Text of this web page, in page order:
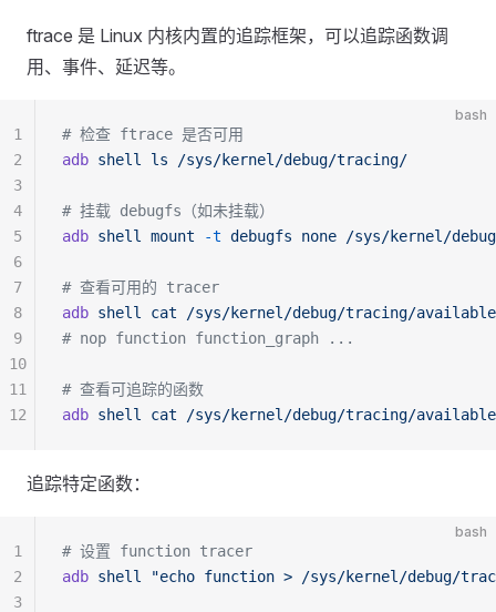
ftrace 是 Linux 内核内置的追踪框架，可以追踪函数调
用、事件、延迟等。
bash
# 检查 ftrace 是否可用
adb shell ls /sys/kernel/debug/tracing/
# 挂载 debugfs（如未挂载）
adb shell mount -t debugfs none /sys/kernel/debug
# 查看可用的 tracer
adb shell cat /sys/kernel/debug/tracing/
# nop function function_graph ...
# 查看可追踪的函数
adb shell cat /sys/kernel/debug/tracing/
1
2
3
4
5
6
7
8
9
10
11
12
追踪特定函数：
bash
# 设置 function tracer
adb shell "echo function > /sys/kernel/debug/
1
2
3